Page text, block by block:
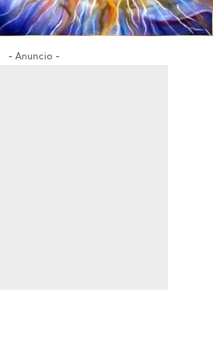
- Anuncio -